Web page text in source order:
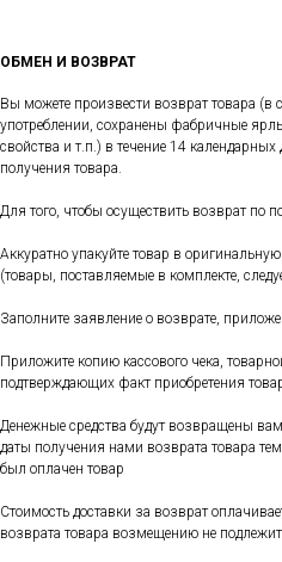
ОБМЕН И ВОЗВРАТ
Вы можете произвести возврат товара (в
употреблении, сохранены фабричные
свойства и т.п.) в течение 14
получения товара.
Для того, чтобы осуществить возврат по
Аккуратно упакуйте товар в
(товары, поставляемые в комплекте,
Заполните заявление о возврате,
Приложите копию кассового чека,
подтверждающих факт приобретения
Денежные средства будут возвращены
даты получения нами возврата товара
был оплачен товар
Стоимость доставки за возврат
возврата товара возмещению не подлежит